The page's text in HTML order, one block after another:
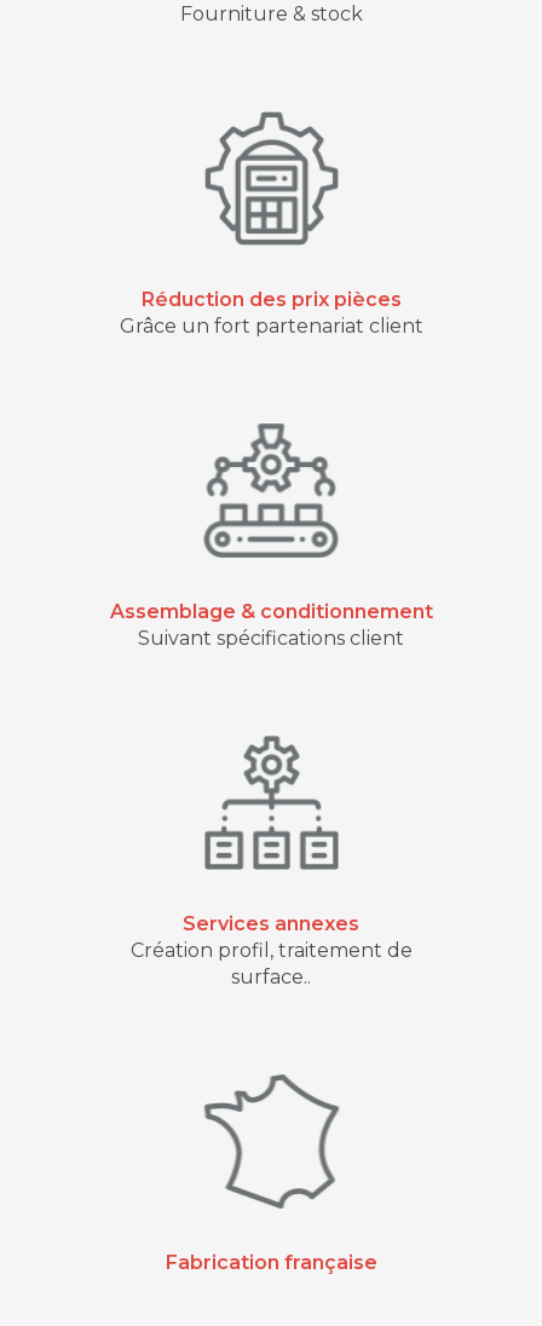
Fourniture & stock
Réduction des prix pièces
Grâce un fort partenariat client
Assemblage & conditionnement
Suivant spécifications client
Services annexes
Création profil, traitement de
surface..
Fabrication française